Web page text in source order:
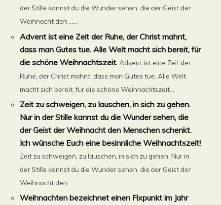
der Stille kannst du die Wunder sehen, die der Geist der
Weihnacht den ......
Advent ist eine Zeit der Ruhe, der Christ mahnt,
dass man Gutes tue. Alle Welt macht sich bereit, für
die schöne Weihnachtszeit. Advent ist eine Zeit der
Ruhe, der Christ mahnt, dass man Gutes tue. Alle Welt
macht sich bereit, für die schöne Weihnachtszeit....
Zeit zu schweigen, zu lauschen, in sich zu gehen.
Nur in der Stille kannst du die Wunder sehen, die
der Geist der Weihnacht den Menschen schenkt.
Ich wünsche Euch eine besinnliche Weihnachtszeit!
Zeit zu schweigen, zu lauschen, in sich zu gehen. Nur in
der Stille kannst du die Wunder sehen, die der Geist der
Weihnacht den ......
Weihnachten bezeichnet einen Fixpunkt im Jahr